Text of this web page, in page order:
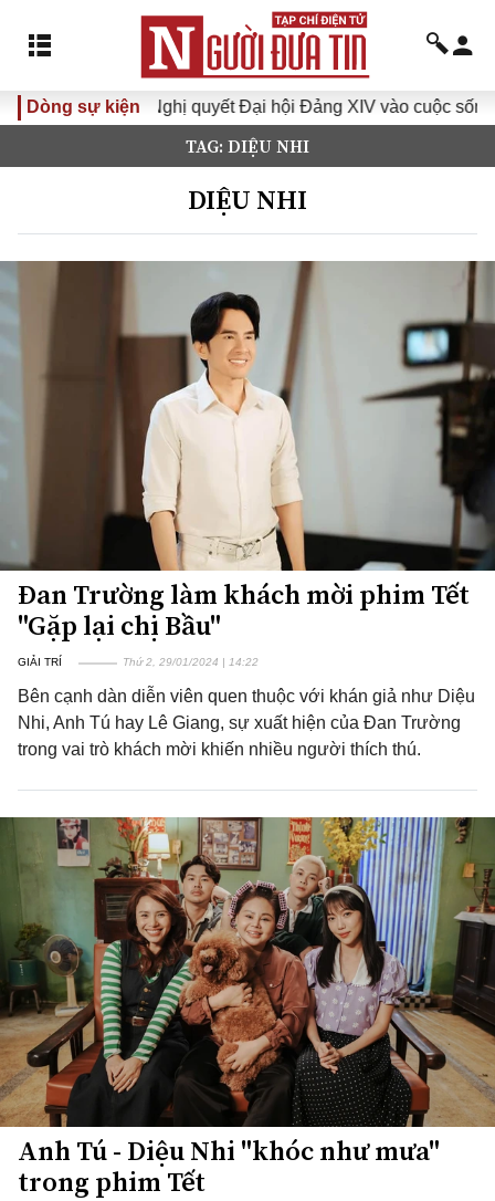
Dòng sự kiện
Đại hội Đảng XIV vào cuộc sống Hướng tới Đại hội
TAG: DIỆU NHI
DIỆU NHI
Đan Trường làm khách mời phim Tết
"Gặp lại chị Bầu"
GIẢI TRÍ Thứ 2, 29/01/2024 | 14:22
Bên cạnh dàn diễn viên quen thuộc với khán giả như Diệu
Nhi, Anh Tú hay Lê Giang, sự xuất hiện của Đan Trường
trong vai trò khách mời khiến nhiều người thích thú.
Anh Tú - Diệu Nhi "khóc như mưa"
trong phim Tết